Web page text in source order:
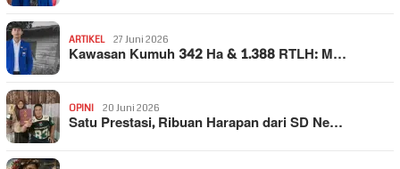
ARTIKEL 27 Juni 2026
Kawasan Kumuh 342 Ha & 1.388 RTLH: M…
OPINI 20 Juni 2026
Satu Prestasi, Ribuan Harapan dari SD Ne…